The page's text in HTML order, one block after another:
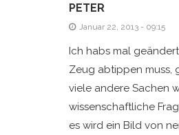
PETER
Januar 22, 2013 - 09:15
Ich habs mal
Zeug abtippen muss,
viele andere Sachen
wissenschaftliche
es wird ein Bild von